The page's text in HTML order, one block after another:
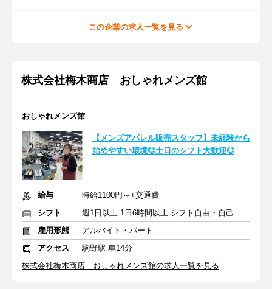
この企業の求人一覧を見る
株式会社梅木商店 おしゃれメンズ館
おしゃれメンズ館
【メンズアパレル販売スタッフ】未経験から
始めやすい環境◎土日のシフト大歓迎◎
給与
時給1100円～+交通費
シフト
週1日以上 1日6時間以上 シフト自由・自己申告
雇用形態
アルバイト・パート
アクセス
駒野駅 車14分
株式会社梅木商店 おしゃれメンズ館の求人一覧を見る